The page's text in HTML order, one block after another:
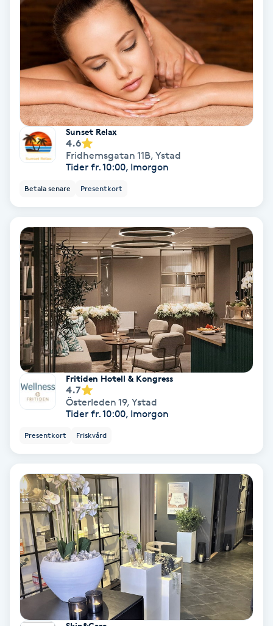
Enzympeeling
Extensions borttagning
Eyeliner-tatuering
Face framing
Fet hårbotten
Fettreducering
Fibromassage
Fillers
Fotmassage
Fotsvamp
Fotvård
Fransar
Fransborttagning
Fransfärgning
Fransförlängning
Fransförlängning Megavolym
Sunset Relax
4.6
Fridhemsgatan 11B, Ystad
Tider fr. 10:00, Imorgon
Betala senare Presentkort
Fritiden Hotell & Kongress
4.7
Österleden 19, Ystad
Tider fr. 10:00, Imorgon
Presentkort Friskvård